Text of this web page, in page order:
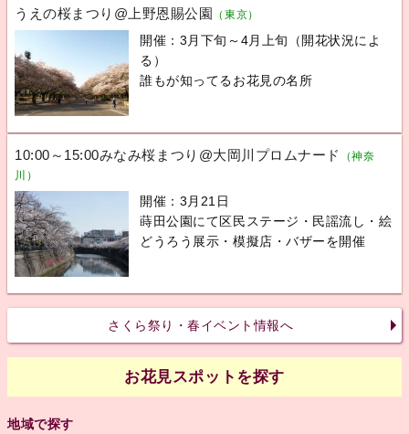
うえの桜まつり@上野恩賜公園 （東京）
開催：3月下旬～4月上旬（開花状況によ
る）
誰もが知ってるお花見の名所
10:00～15:00みなみ桜まつり@大岡川プロムナード
（神奈
川）
開催：3月21日
蒔田公園にて区民ステージ・民謡流し・絵
どうろう展示・模擬店・バザーを開催
さくら祭り・春イベント情報へ
お花見スポットを探す
地域で探す